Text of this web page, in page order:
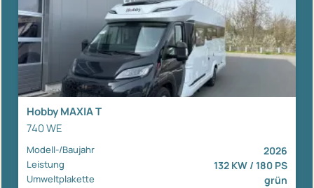
Hobby MAXIA T
740 WE
Modell-/Baujahr 2026
Leistung 132 KW / 180 PS
Umweltplakette grün